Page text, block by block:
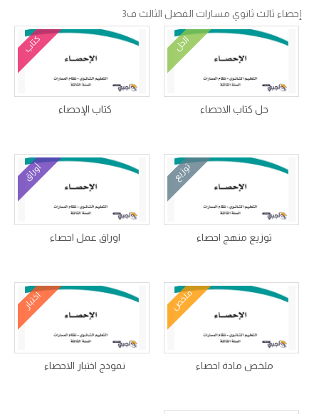
إحصاء ثالث ثانوي مسارات الفصل الثالث ف3
الحل
حل كتاب الاحصاء
كتاب
كتاب الإحصاء
توزيع
توزيع منهج احصاء
أوراق
اوراق عمل احصاء
ملخص
ملخص مادة احصاء
اختبار
نموذج اختبار الاحصاء